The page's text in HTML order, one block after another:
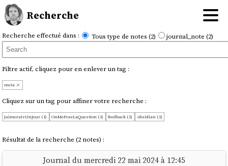
Recherche
Recherche effectué dans : Tous type de notes (2) journal_note (2)
Filtre actif, cliquez pour en enlever un tag :
meta
Cliquez sur un tag pour affiner votre recherche :
JaimeraisUnJour (1) OnMePoseLaQuestion (1) feedback (1) obsidian (1)
Résultat de la recherche (2 notes) :
Journal du mercredi 22 mai 2024 à 12:45